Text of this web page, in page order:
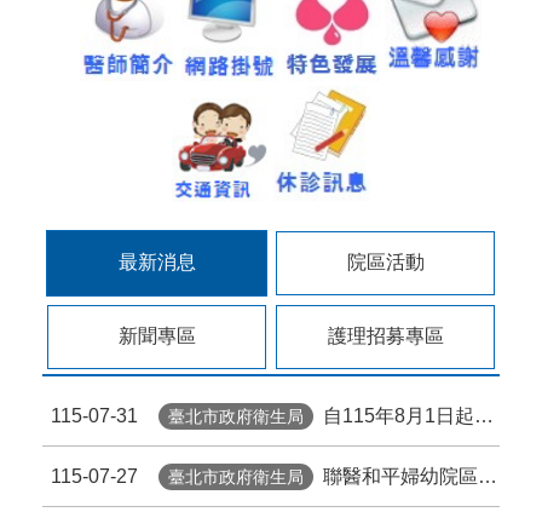
最新消息 院區活動
新聞專區 護理招募專區
115-07-31 臺北市政府衛生局 自115年8月1日起臺北市擴大帶狀疱疹疫苗補助，檢送本院附設12區院外門診部接種資訊。
115-07-27 臺北市政府衛生局 聯醫和平婦幼院區(婦幼) - 臺北市政府擴大補助帶狀皰疹疫苗專診公告